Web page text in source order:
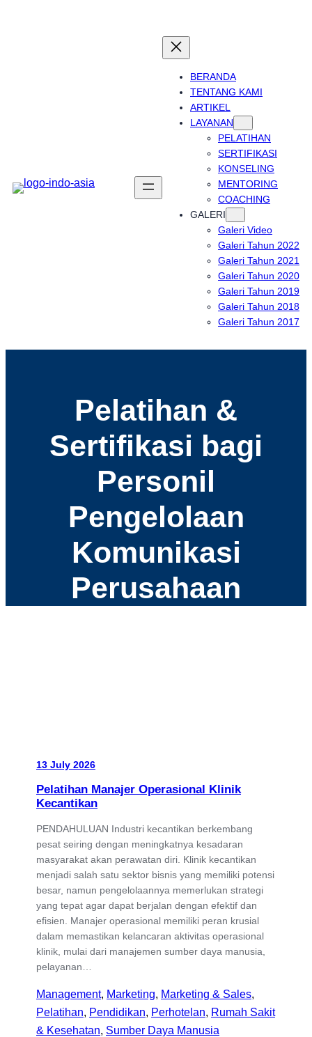
BERANDA
TENTANG KAMI
ARTIKEL
LAYANAN
PELATIHAN
SERTIFIKASI
KONSELING
MENTORING
COACHING
GALERI
Galeri Video
Galeri Tahun 2022
Galeri Tahun 2021
Galeri Tahun 2020
Galeri Tahun 2019
Galeri Tahun 2018
Galeri Tahun 2017
Pelatihan &
Sertifikasi bagi
Personil
Pengelolaan
Komunikasi
Perusahaan
13 July 2026
Pelatihan Manajer Operasional Klinik
Kecantikan
PENDAHULUAN Industri kecantikan berkembang
pesat seiring dengan meningkatnya kesadaran
masyarakat akan perawatan diri. Klinik kecantikan
menjadi salah satu sektor bisnis yang memiliki potensi
besar, namun pengelolaannya memerlukan strategi
yang tepat agar dapat berjalan dengan efektif dan
efisien. Manajer operasional memiliki peran krusial
dalam memastikan kelancaran aktivitas operasional
klinik, mulai dari manajemen sumber daya manusia,
pelayanan…
Management, Marketing, Marketing & Sales
Pelatihan, Pendidikan, Perhotelan, Rumah Sakit
& Kesehatan, Sumber Daya Manusia